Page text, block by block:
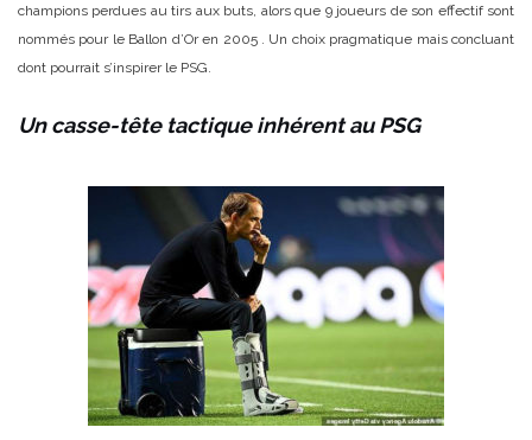
champions perdues au tirs aux buts, alors que 9 joueurs de son effectif sont
nommés pour le Ballon d’Or en 2005 . Un choix pragmatique mais concluant
dont pourrait s’inspirer le PSG.
Un casse-tête tactique inhérent au PSG